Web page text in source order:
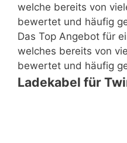
welche bereits von
bewertet und häufig
Das Top Angebot für
welches bereits von
bewertet und häufig
Ladekabel für